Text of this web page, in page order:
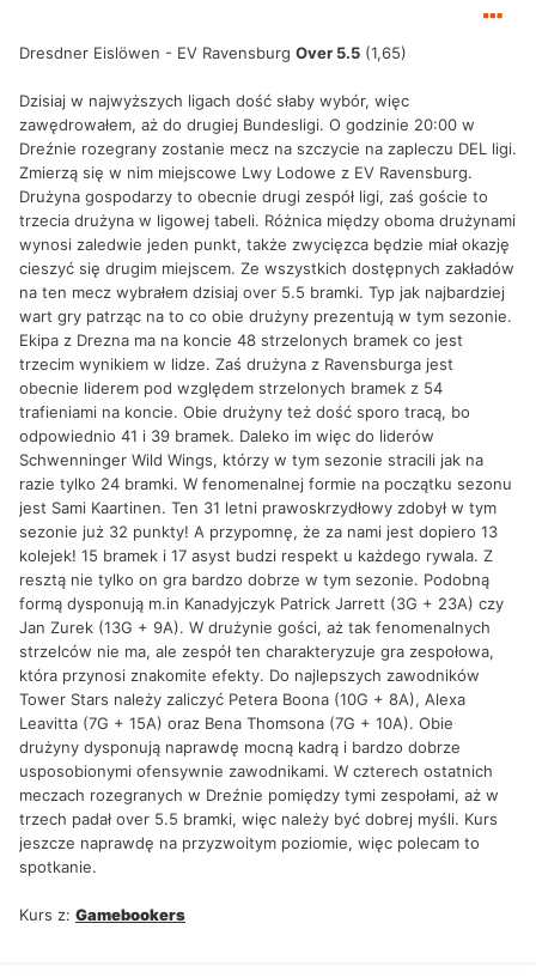
Dresdner Eislöwen - EV Ravensburg Over 5.5 (1,65)
Dzisiaj w najwyższych ligach dość słaby wybór, więc
zawędrowałem, aż do drugiej Bundesligi. O godzinie 20:00 w
Dreźnie rozegrany zostanie mecz na szczycie na zapleczu DEL ligi.
Zmierzą się w nim miejscowe Lwy Lodowe z EV Ravensburg.
Drużyna gospodarzy to obecnie drugi zespół ligi, zaś goście to
trzecia drużyna w ligowej tabeli. Różnica między oboma drużynami
wynosi zaledwie jeden punkt, także zwycięzca będzie miał okazję
cieszyć się drugim miejscem. Ze wszystkich dostępnych zakładów
na ten mecz wybrałem dzisiaj over 5.5 bramki. Typ jak najbardziej
wart gry patrząc na to co obie drużyny prezentują w tym sezonie.
Ekipa z Drezna ma na koncie 48 strzelonych bramek co jest
trzecim wynikiem w lidze. Zaś drużyna z Ravensburga jest
obecnie liderem pod względem strzelonych bramek z 54
trafieniami na koncie. Obie drużyny też dość sporo tracą, bo
odpowiednio 41 i 39 bramek. Daleko im więc do liderów
Schwenninger Wild Wings, którzy w tym sezonie stracili jak na
razie tylko 24 bramki. W fenomenalnej formie na początku sezonu
jest Sami Kaartinen. Ten 31 letni prawoskrzydłowy zdobył w tym
sezonie już 32 punkty! A przypomnę, że za nami jest dopiero 13
kolejek! 15 bramek i 17 asyst budzi respekt u każdego rywala. Z
resztą nie tylko on gra bardzo dobrze w tym sezonie. Podobną
formą dysponują m.in Kanadyjczyk Patrick Jarrett (3G + 23A) czy
Jan Zurek (13G + 9A). W drużynie gości, aż tak fenomenalnych
strzelców nie ma, ale zespół ten charakteryzuje gra zespołowa,
która przynosi znakomite efekty. Do najlepszych zawodników
Tower Stars należy zaliczyć Petera Boona (10G + 8A), Alexa
Leavitta (7G + 15A) oraz Bena Thomsona (7G + 10A). Obie
drużyny dysponują naprawdę mocną kadrą i bardzo dobrze
usposobionymi ofensywnie zawodnikami. W czterech ostatnich
meczach rozegranych w Dreźnie pomiędzy tymi zespołami, aż w
trzech padał over 5.5 bramki, więc należy być dobrej myśli. Kurs
jeszcze naprawdę na przyzwoitym poziomie, więc polecam to
spotkanie.
Kurs z: Gamebookers